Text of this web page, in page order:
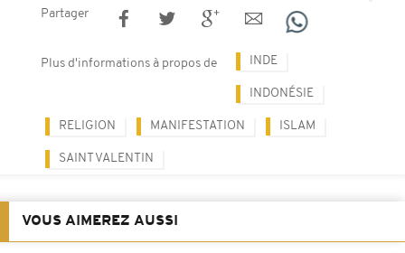
Partager
Plus d'informations à propos de INDE
INDONÉSIE
RELIGION MANIFESTATION ISLAM
SAINT VALENTIN
VOUS AIMEREZ AUSSI